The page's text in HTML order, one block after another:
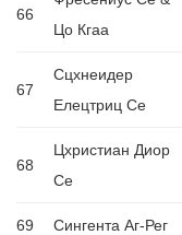
66
Цо Кгаа
67
Сцхнеидер
Елецтриц Се
68
Цхристиан Диор
Се
69 Сингента Аг-Рег